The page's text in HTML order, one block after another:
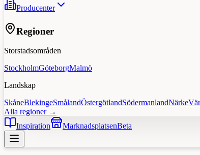
Producenter
Regioner
Storstadsområden
StockholmGöteborgMalmö
Landskap
SkåneBlekingeSmålandÖstergötlandSödermanlandNärke
Alla regioner →
Inspiration
MarknadsplatsenBeta